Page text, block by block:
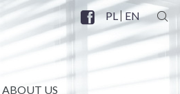
SOCIAL
MENU
Facebook
PL EN
ABOUT US